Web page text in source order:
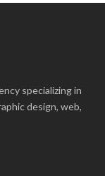
specializing in
design, web,